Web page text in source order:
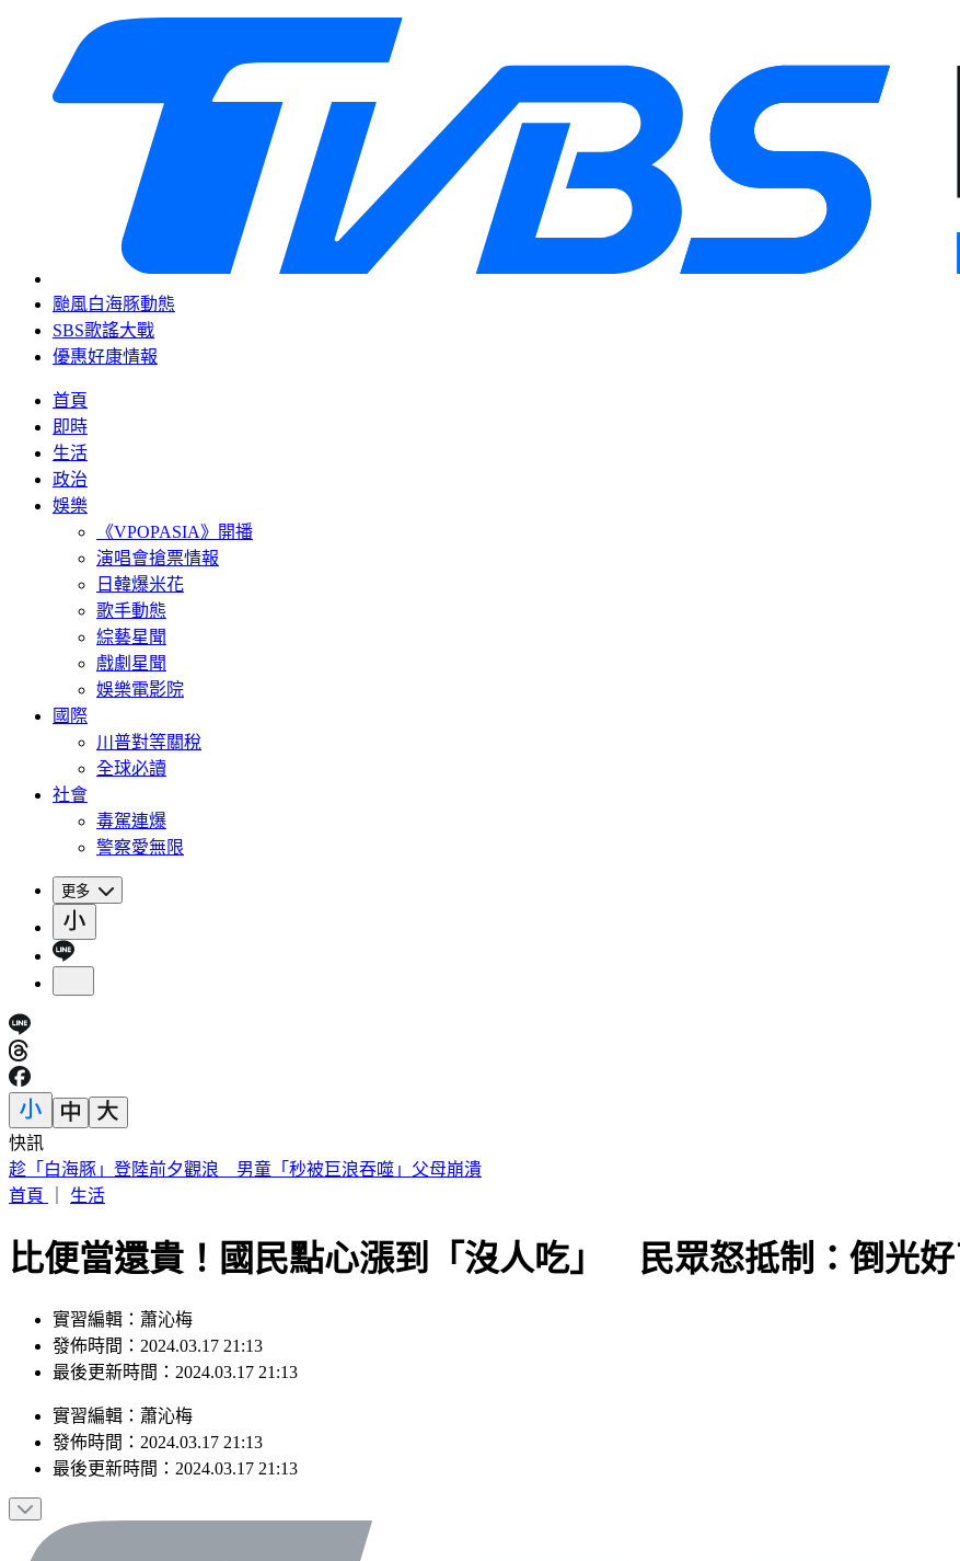
颱風白海豚動態
SBS歌謠大戰
優惠好康情報
首頁
即時
生活
政治
娛樂
《VPOPASIA》開播
演唱會搶票情報
日韓爆米花
歌手動態
綜藝星聞
戲劇星聞
娛樂電影院
國際
川普對等關稅
全球必讀
社會
毒駕連爆
警察愛無限
更多
快訊
趁「白海豚」登陸前夕觀浪 男童「秒被巨浪吞噬」父母崩潰
首頁
生活
比便當還貴！國民點心漲到「沒人吃」 民眾怒抵制：倒光好
實習編輯：蕭沁梅
發佈時間：2024.03.17 21:13
最後更新時間：2024.03.17 21:13
實習編輯 ： 蕭沁梅
發佈時間： 2024.03.17 21:13
最後更新時間： 2024.03.17 21:13